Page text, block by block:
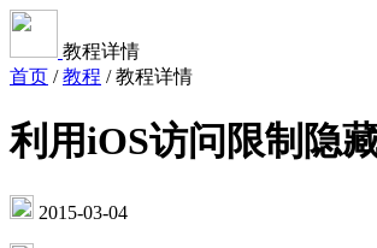
教程详情
首页 / 教程 / 教程详情
利用iOS访问限制隐
2015-03-04